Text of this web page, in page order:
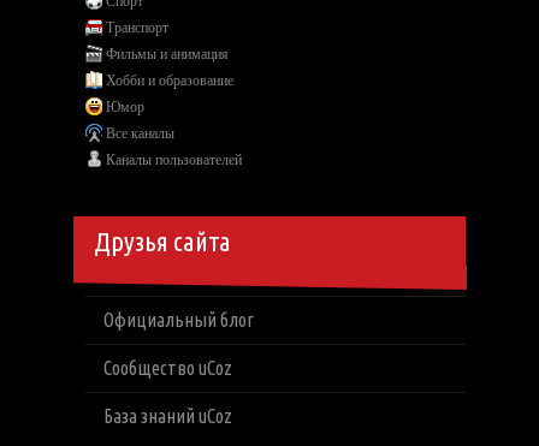
Транспорт
Фильмы и анимация
Хобби и образование
Юмор
Все каналы
Каналы пользователей
Друзья сайта
Официальный блог
Сообщество uCoz
База знаний uCoz